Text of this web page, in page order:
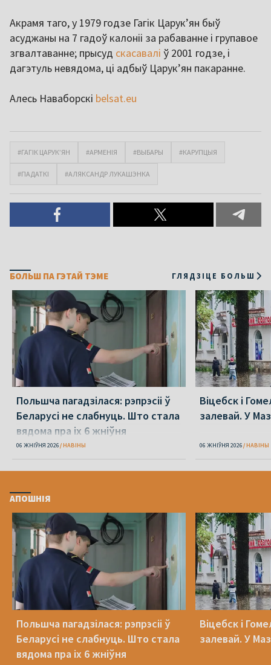
Акрамя таго, у 1979 годзе Гагік Царук’ян быў
асуджаны на 7 гадоў калоніі за рабаванне і групавое
згвалтаванне; прысуд скасавалі ў 2001 годзе, і
дагэтуль невядома, ці адбыў Царук’ян пакаранне.
Алесь Наваборскі belsat.eu
#ГАГІК ЦАРУК’ЯН #АРМЕНІЯ #ВЫБАРЫ #КАРУПЦЫЯ
#ПАДАТКІ #АЛЯКСАНДР ЛУКАШЭНКА
БОЛЬШ ПА ГЭТАЙ ТЭМЕ ГЛЯДЗІЦЕ БОЛЬШ
Польшча пагадзілася: рэпрэсіі ў
Беларусі не слабнуць. Што стала
вядома пра іх 6 жніўня
06 ЖНІЎНЯ 2026 НАВІНЫ
Віцебск і
залевай. У
06 ЖНІЎНЯ 2026 НАВІНЫ
АПОШНІЯ
Польшча пагадзілася: рэпрэсіі ў
Беларусі не слабнуць. Што стала
вядома пра іх 6 жніўня
Віцебск і
залевай. У